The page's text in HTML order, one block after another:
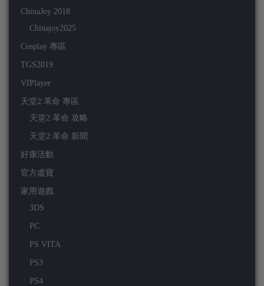
ChinaJoy 2018
Chinajoy2025
Cosplay 專區
TGS2019
VIPlayer
天堂2:革命 專區
天堂2:革命 攻略
天堂2:革命 新聞
好康活動
官方虛寶
家用遊戲
3DS
PC
PS VITA
PS3
PS4